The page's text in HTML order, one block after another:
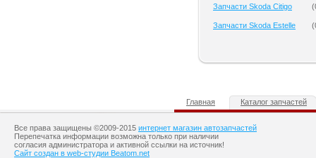
Запчасти Skoda Citigo (
Запчасти Skoda Estelle (
Главная Каталог запчастей
Все права защищены ©2009-2015 интернет магазин автозапчастей
Перепечатка информации возможна только при наличии
согласия администратора и активной ссылки на источник!
Сайт создан в web-студии Beatom.net